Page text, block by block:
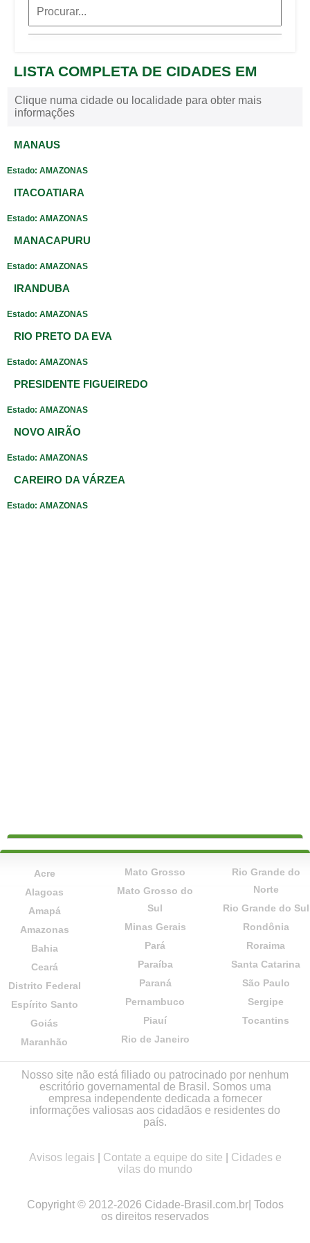
LISTA COMPLETA DE CIDADES EM
Clique numa cidade ou localidade para obter mais
informações
MANAUS
Estado: AMAZONAS
ITACOATIARA
Estado: AMAZONAS
MANACAPURU
Estado: AMAZONAS
IRANDUBA
Estado: AMAZONAS
RIO PRETO DA EVA
Estado: AMAZONAS
PRESIDENTE FIGUEIREDO
Estado: AMAZONAS
NOVO AIRÃO
Estado: AMAZONAS
CAREIRO DA VÁRZEA
Estado: AMAZONAS
Acre
Alagoas
Amapá
Amazonas
Bahia
Ceará
Distrito Federal
Espírito Santo
Goiás
Maranhão
Mato Grosso
Mato Grosso do
Sul
Minas Gerais
Pará
Paraíba
Paraná
Pernambuco
Piauí
Rio de Janeiro
Rio Grande do
Norte
Rio Grande do Sul
Rondônia
Roraima
Santa Catarina
São Paulo
Sergipe
Tocantins
Nosso site não está filiado ou patrocinado por nenhum
escritório governamental de Brasil. Somos uma
empresa independente dedicada a fornecer
informações valiosas aos cidadãos e residentes do
país.
Avisos legais Contate a equipe do site
Cidades e
vilas do mundo
Copyright © 2012-2026 Cidade-Brasil.com.br| Todos
os direitos reservados